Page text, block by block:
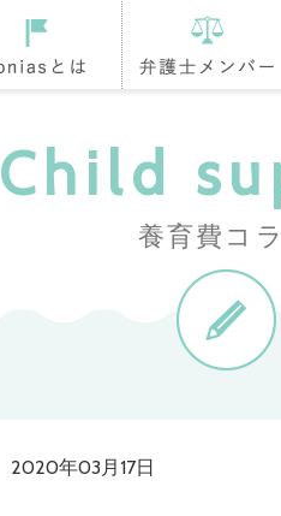
Child
養育費コ
2020年03月17日